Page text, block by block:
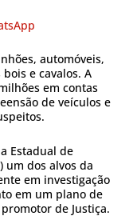
automóveis,
e cavalos. A
em contas
de veículos e
Estadual de
um dos alvos da
em investigação
em um plano de
de Justiça.